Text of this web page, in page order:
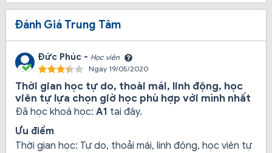
và kiến thức sẽ không ngừng được tích lũy và nâng
cao, với mong muốn tất cả các học viên sẽ hài lòng khi
Bên cạnh đó, trung tâm Hoàng Anh còn có tổ chức các
chương trình ưu đãi như miễn 100% học phí với bộ đội
xuất ngũ, trợ cấp thêm 1.000.000 VNĐ khi học viên
đăng ký học tại Hoàng Anh.
Đánh Giá Trung Tâm
Đức Phúc - Học viên
Ngày 19/05/2020
Thời gian học tự do, thoải mái, linh động, học
viên tự lựa chọn giờ học phù hợp với mình nhất
Đã học khoá học: A1 tại đây.
Ưu điểm
Thời gian học: Tự do, thoải mái, linh động, học viên tự